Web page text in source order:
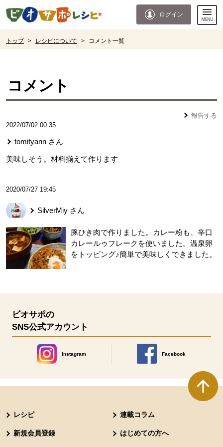
ページの先頭です。
ログイン
トップ > レシピについて > コメント一覧
コメント
報告する
2022/07/02 00:35
tomityann さん
美味しそう。材料揃えて作ります
2020/07/27 19:45
SilverMiy さん
豚ひき肉で作りました。カレー粉も、辛口
カレールゥフレークを使いました。温泉卵
をトッピング♪簡単で美味しくできました。
ビオサポの
SNS公式アカウント
Instagram
別のウィンドウで開きます。
Facebook
別のウィンドウで開きます
レシピ 連載コラム
新規会員登録 はじめての方へ